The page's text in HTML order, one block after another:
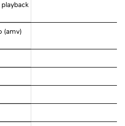
(amv)